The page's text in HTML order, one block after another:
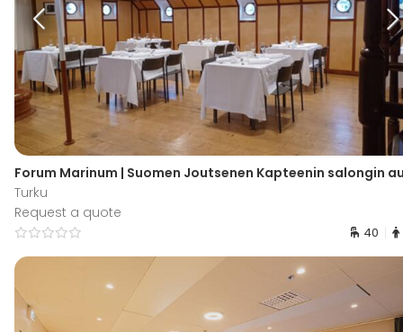
Forum Marinum | Suomen Joutsenen Kapteenin salongin
Turku
Request a quote
40